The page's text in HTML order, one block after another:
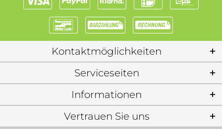
Kontaktmöglichkeiten
Serviceseiten
Informationen
Vertrauen Sie uns